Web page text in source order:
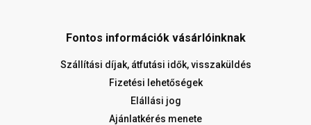
Fontos információk vásárlóinknak
Szállítási díjak, átfutási idők, visszaküldés
Fizetési lehetőségek
Elállási jog
Ajánlatkérés menete